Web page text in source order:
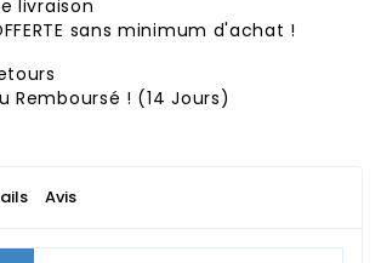
livraison
sans minimum d'achat !
Remboursé ! (14 Jours)
Avis